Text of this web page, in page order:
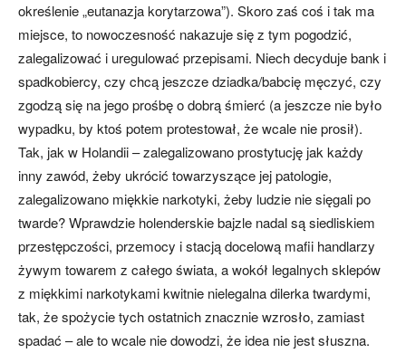
określenie „eutanazja korytarzowa”). Skoro zaś coś i tak ma
miejsce, to nowoczesność nakazuje się z tym pogodzić,
zalegalizować i uregulować przepisami. Niech decyduje bank i
spadkobiercy, czy chcą jeszcze dziadka/babcię męczyć, czy
zgodzą się na jego prośbę o dobrą śmierć (a jeszcze nie było
wypadku, by ktoś potem protestował, że wcale nie prosił).
Tak, jak w Holandii – zalegalizowano prostytucję jak każdy
inny zawód, żeby ukrócić towarzyszące jej patologie,
zalegalizowano miękkie narkotyki, żeby ludzie nie sięgali po
twarde? Wprawdzie holenderskie bajzle nadal są siedliskiem
przestępczości, przemocy i stacją docelową mafii handlarzy
żywym towarem z całego świata, a wokół legalnych sklepów
z miękkimi narkotykami kwitnie nielegalna dilerka twardymi,
tak, że spożycie tych ostatnich znacznie wzrosło, zamiast
spadać – ale to wcale nie dowodzi, że idea nie jest słuszna.